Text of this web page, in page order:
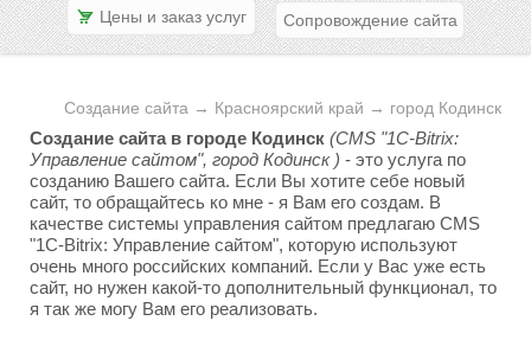
Цены и заказ услуг Сопровождение сайта
Создание сайта → Красноярский край → город Кодинск
Создание сайта в городе Кодинск (CMS "1C-Bitrix:
Управление сайтом", город Кодинск ) - это услуга по
созданию Вашего сайта. Если Вы хотите себе новый
сайт, то обращайтесь ко мне - я Вам его создам. В
качестве системы управления сайтом предлагаю CMS
"1C-Bitrix: Управление сайтом", которую используют
очень много российских компаний. Если у Вас уже есть
сайт, но нужен какой-то дополнительный функционал, то
я так же могу Вам его реализовать.